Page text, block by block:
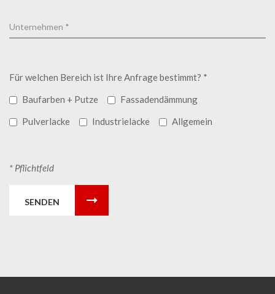
Für welchen Bereich ist Ihre Anfrage bestimmt? *
Baufarben + Putze
Fassadendämmung
Pulverlacke
Industrielacke Allgemein
* Pflichtfeld
SENDEN